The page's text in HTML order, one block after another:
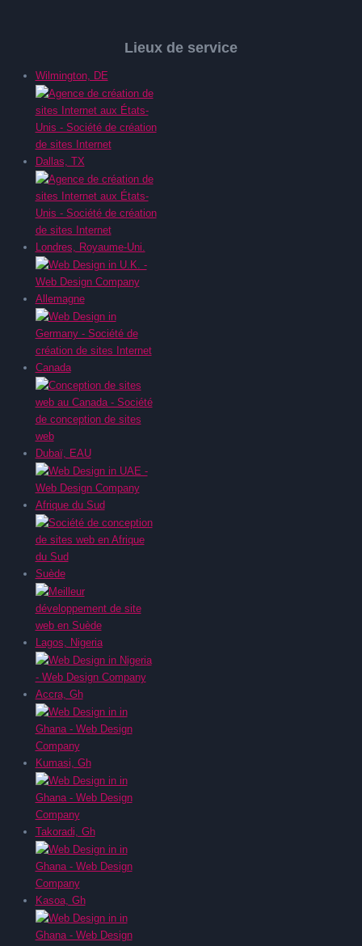
Lieux de service
Wilmington, DE
Dallas, TX
Londres, Royaume-Uni.
Allemagne
Canada
Dubaï, EAU
Afrique du Sud
Suède
Lagos, Nigeria
Accra, Gh
Kumasi, Gh
Takoradi, Gh
Kasoa, Gh